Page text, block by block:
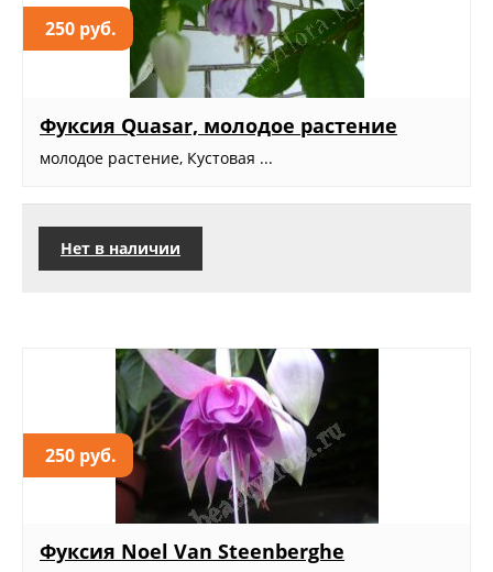
250 руб.
Фуксия Quasar, молодое растение
молодое растение, Кустовая ...
Нет в наличии
250 руб.
Фуксия Noel Van Steenberghe